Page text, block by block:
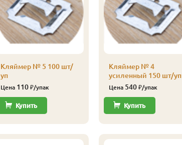
Кляймер № 5 100 шт/
уп
Цена 110₽/упак
Купить
Кляймер № 4
усиленный 150 шт/уп
Цена 540₽/упак
Купить